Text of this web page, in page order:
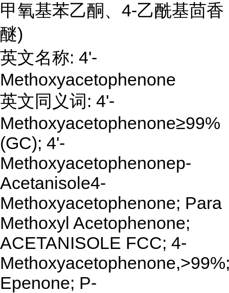
甲氧基苯乙酮、4-乙酰基茴香
醚)
英文名称: 4'-
Methoxyacetophenone
英文同义词: 4'-
Methoxyacetophenone≥99%
(GC); 4'-
Methoxyacetophenonep-
Acetanisole4-
Methoxyacetophenone; Para
Methoxyl Acetophenone;
ACETANISOLE FCC; 4-
Epenone; P-